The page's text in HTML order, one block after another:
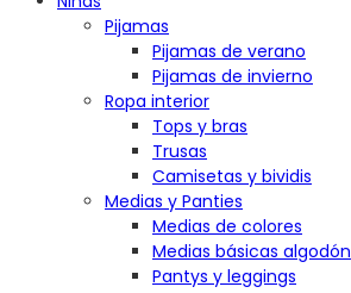
Pijamas
Pijamas de verano
Pijamas de invierno
Ropa interior
Tops y bras
Trusas
Camisetas y bividis
Medias y Panties
Medias de colores
Medias básicas algodón
Pantys y leggings